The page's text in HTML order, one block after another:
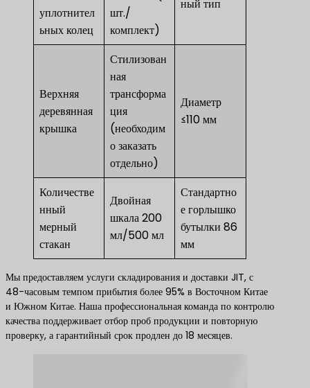
уплотнител
ьных колец
шт./
комплект)
ный тип
Верхняя
деревянная
крышка
Стилизован
ная
трансформа
ция
(необходим
о заказать
отдельно)
Диаметр
≤110 мм
Количестве
нный
мерный
стакан
Двойная
шкала 200
мл/500 мл
Стандартно
е горлышко
бутылки 86
мм
Мы предоставляем услуги складирования и доставки JIT, с
48-часовым темпом прибытия более 95% в Восточном Китае
и Южном Китае. Наша профессиональная команда по контролю
качества поддерживает отбор проб продукции и повторную
проверку, а гарантийный срок продлен до 18 месяцев.